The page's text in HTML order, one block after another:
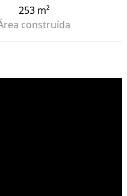
253 m²
construída